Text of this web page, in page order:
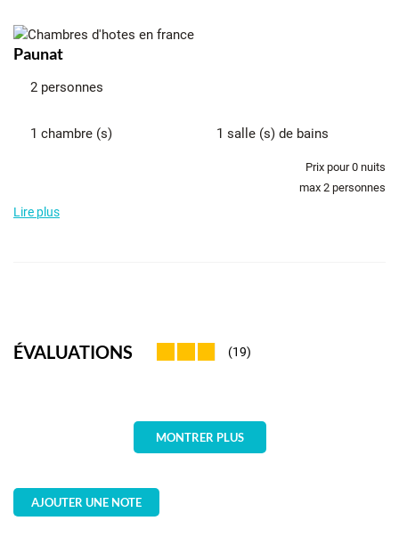
Paunat
2 personnes
1 chambre (s) 1 salle (s) de bains
Prix pour0 nuits
max 2 personnes
Lire plus
ÉVALUATIONS (19)
MONTRER PLUS
AJOUTER UNE NOTE